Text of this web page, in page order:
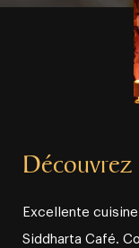
Excellente
Siddharta Café.